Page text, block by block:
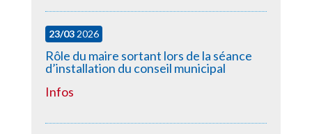
23/032026
Rôle du maire sortant lors de la séance
d’installation du conseil municipal
Infos